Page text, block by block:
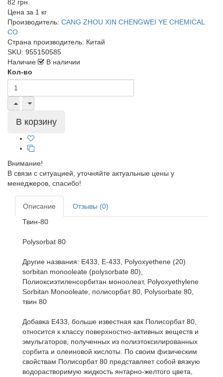
82 грн.
Цена за 1 кг
Производитель: CANG ZHOU XIN CHENGWEI YE CHEMICAL
CO
Страна производитель: Китай
SKU: 955150585
Наличие
В наличии
Кол-во
Внимание!
В связи с ситуацией, уточняйте актуальные цены у
менеджеров, спасибо!
Описание
Отзывы (0)
Твин-80
Polysorbat 80
Другие названия: Е433, Е-433, Polyoxyethene (20)
sorbitan monooleate (polysorbate 80),
Полиоксиэтиленсорбитан моноолеат, Polyoxyethylene
Sorbitan Monooleate, полисорбат 80, Polysorbate 80,
твин 80
Добавка Е433, больше известная как Полисорбат 80,
относится к классу поверхностно-активных веществ и
эмульгаторов, полученных из полиэтоксилированных
сорбита и олеиновой кислоты. По своим физическим
свойствам Полисорбат 80 представляет собой вязкую
водорастворимую жидкость янтарно-желтого цвета,